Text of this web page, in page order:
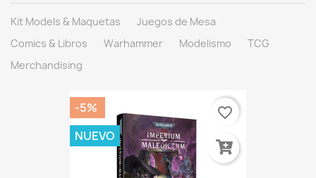
Kit Models & Maquetas
Juegos de Mesa
Comics & Libros
Warhammer Modelismo
TCG
Merchandising
-5%
NUEVO
favorite_border